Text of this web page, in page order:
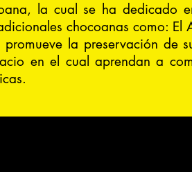
la cual se ha dedicado
chocoanas como: El
la preservación de
en el cual aprendan a